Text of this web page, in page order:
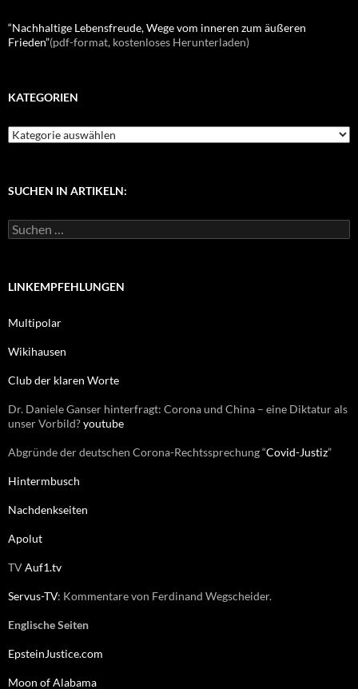
“Nachhaltige Lebensfreude, Wege vom inneren zum äußeren
Frieden”(pdf-format, kostenloses Herunterladen)
KATEGORIEN
K
g
r
SUCHEN IN ARTIKELN:
S
u
e
a
h
LINKEMPFEHLUNGEN
Multipolar
Wikihausen
Club der klaren Worte
Dr. Daniele Ganser hinterfragt: Corona und China – eine Diktatur als
unser Vorbild?youtube
Abgründe der deutschen Corona-Rechtssprechung “Covid-Justiz”
Hintermbusch
Nachdenkseiten
Apolut
TVAuf1.tv
Servus-TV: Kommentare von Ferdinand Wegscheider.
Englische Seiten
EpsteinJustice.com
Moon of Alabama